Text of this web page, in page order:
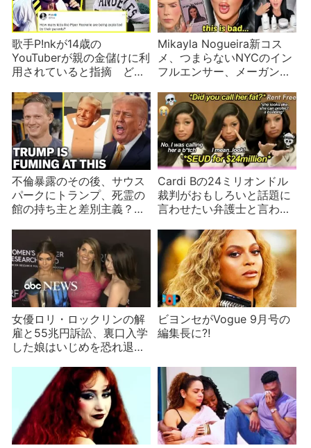
歌手P!nkが14歳の
YouTuberが親の金儲けに利
用されていると指摘 どこ
Mikayla Nogueira新コス
メ、つまらないNYCのイン
フルエンサー、メーガン・
不倫暴露のその後、サウス
パークにトランプ、死霊の
館の持ち主と差別主義？の
Cardi Bの24ミリオンドル
裁判がおもしろいと話題に
言わせたい弁護士と言わな
女優ロリ・ロックリンの解
雇と55兆円訴訟、裏口入学
した娘はいじめを恐れ退
ビヨンセがVogue 9月号の
編集長に⁈